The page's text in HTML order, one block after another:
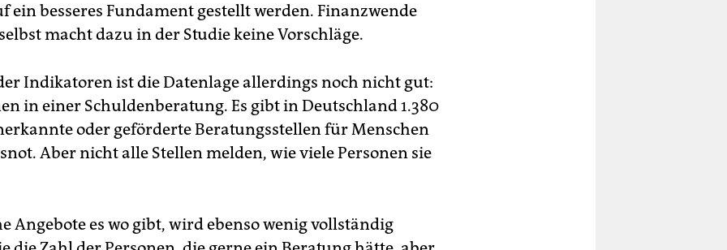
ein besseres Fundament gestellt werden. Finanzwende
macht dazu in der Studie keine Vorschläge.
Indikatoren ist die Datenlage allerdings noch nicht gut:
in einer Schuldenberatung. Es gibt in Deutschland 1.380
oder geförderte Beratungsstellen für Menschen
Aber nicht alle Stellen melden, wie viele Personen sie
Angebote es wo gibt, wird ebenso wenig vollständig